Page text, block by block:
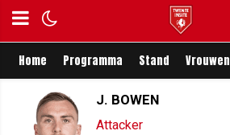
Home Programma Stand Vrouwen
J. BOWEN
Attacker